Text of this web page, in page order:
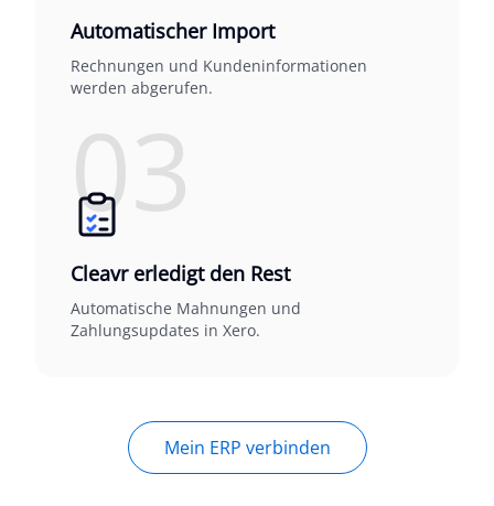
Automatischer Import
Rechnungen und Kundeninformationen
werden abgerufen.
03
Cleavr erledigt den Rest
Automatische Mahnungen und
Zahlungsupdates in Xero.
Mein ERP verbinden